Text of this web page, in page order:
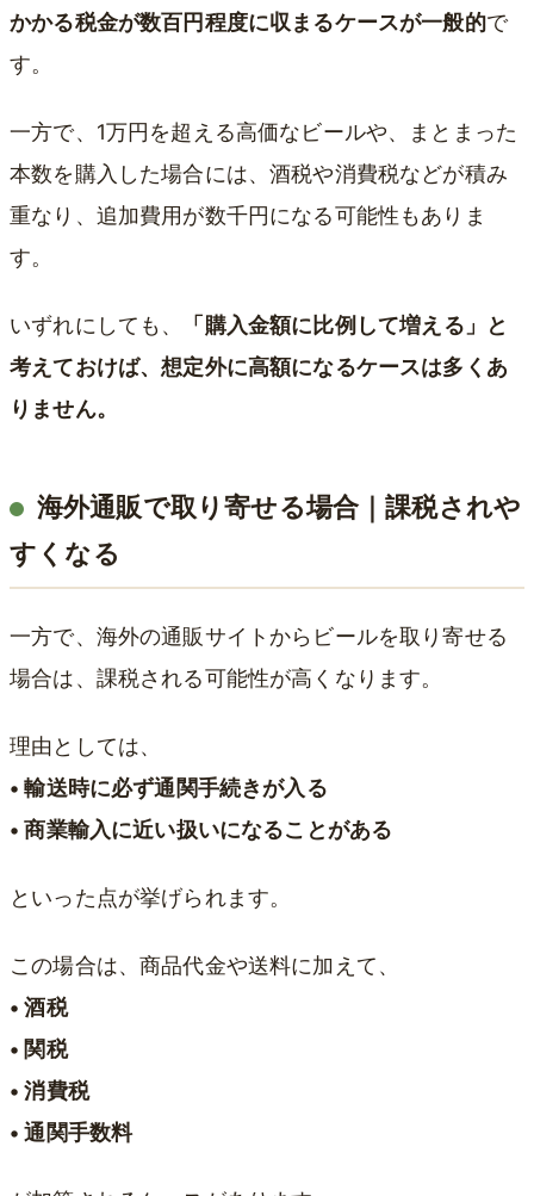
かかる税金が数百円程度に収まるケースが一般的で
す。
一方で、1万円を超える高価なビールや、まとまった
本数を購入した場合には、酒税や消費税などが積み
重なり、追加費用が数千円になる可能性もありま
す。
いずれにしても、
「購入金額に比例して増える」と
考えておけば、想定外に高額になるケースは多くあ
りません。
海外通販で取り寄せる場合｜課税されや
すくなる
一方で、海外の通販サイトからビールを取り寄せる
場合は、課税される可能性が高くなります。
理由としては、
• 輸送時に必ず通関手続きが入る
• 商業輸入に近い扱いになることがある
といった点が挙げられます。
この場合は、商品代金や送料に加えて、
• 酒税
• 関税
• 消費税
• 通関手数料